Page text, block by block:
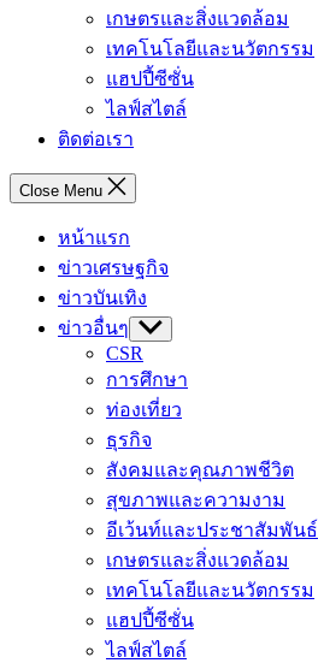
เกษตรและสิ่งแวดล้อม
เทคโนโลยีและนวัตกรรม
แฮปปี้ซีซั่น
ไลฟ์สไตล์
ติดต่อเรา
Close Menu
หน้าแรก
ข่าวเศรษฐกิจ
ข่าวบันเทิง
ข่าวอื่นๆ Show
sub
menu
CSR
การศึกษา
ท่องเที่ยว
ธุรกิจ
สังคมและคุณภาพชีวิต
สุขภาพและความงาม
อีเว้นท์และประชาสัมพันธ์
เกษตรและสิ่งแวดล้อม
เทคโนโลยีและนวัตกรรม
แฮปปี้ซีซั่น
ไลฟ์สไตล์